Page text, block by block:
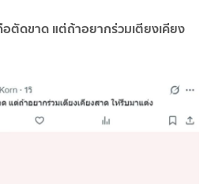
ตัดขาด แต่ถ้าอยากร่วมเตียงเคียง